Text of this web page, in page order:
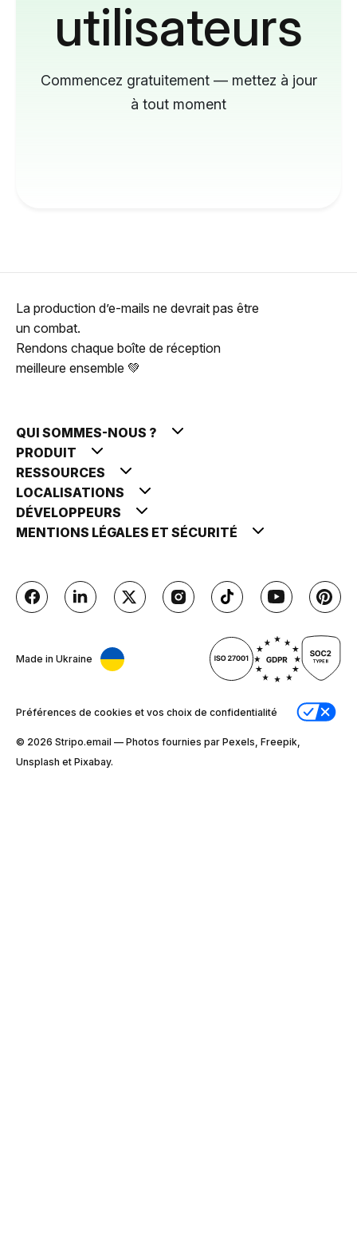
utilisateurs
Commencez gratuitement — mettez à jour
à tout moment
La production d’e-mails ne devrait pas être
un combat.
Rendons chaque boîte de réception
meilleure ensemble 💚
QUI SOMMES-NOUS ?
PRODUIT
RESSOURCES
LOCALISATIONS
DÉVELOPPEURS
MENTIONS LÉGALES ET SÉCURITÉ
Made in Ukraine
Préférences de cookies et vos choix de confidentialité
© 2026 Stripо.email — Photos fournies par Pexels, Freepik,
Unsplash et Pixabay.